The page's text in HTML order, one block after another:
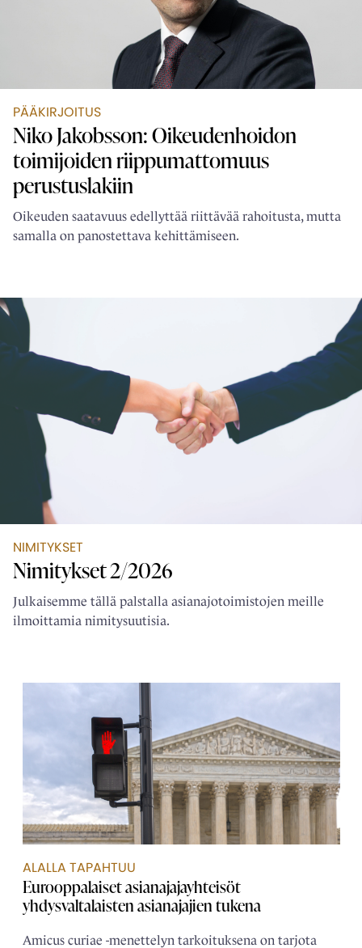
PÄÄKIRJOITUS
Niko Jakobsson: Oikeudenhoidon
toimijoiden ­riippumattomuus
perustuslakiin
Oikeuden saatavuus edellyttää riittävää rahoitusta, mutta
samalla on panostettava kehittämiseen.
NIMITYKSET
Nimitykset 2/2026
Julkaisemme tällä palstalla asianajotoimistojen meille
ilmoittamia nimitysuutisia.
ALALLA TAPAHTUU
Eurooppalaiset asianajaja­yhteisöt
yhdysvaltalaisten asianajajien tukena
Amicus curiae -menettelyn tarkoituksena on tarjota